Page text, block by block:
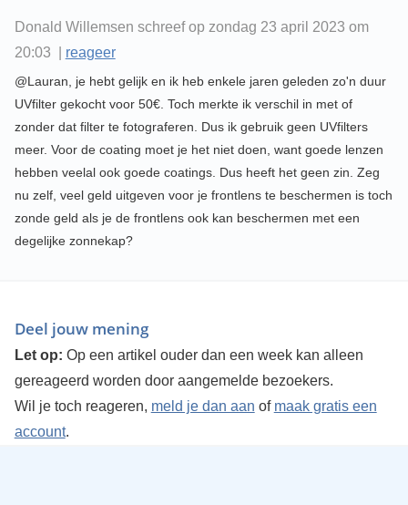
Donald Willemsen schreef op zondag 23 april 2023 om
20:03 | reageer
@Lauran, je hebt gelijk en ik heb enkele jaren geleden zo'n duur
UVfilter gekocht voor 50€. Toch merkte ik verschil in met of
zonder dat filter te fotograferen. Dus ik gebruik geen UVfilters
meer. Voor de coating moet je het niet doen, want goede lenzen
hebben veelal ook goede coatings. Dus heeft het geen zin. Zeg
nu zelf, veel geld uitgeven voor je frontlens te beschermen is toch
zonde geld als je de frontlens ook kan beschermen met een
degelijke zonnekap?
Deel jouw mening
Let op: Op een artikel ouder dan een week kan alleen
gereageerd worden door aangemelde bezoekers.
Wil je toch reageren, meld je dan aan of maak gratis een
account.